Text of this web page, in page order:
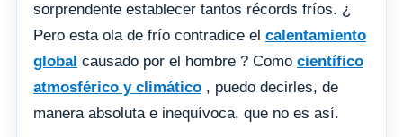
sorprendente establecer tantos récords fríos. ¿
Pero esta ola de frío contradice el calentamiento
global causado por el hombre ? Como científico
atmosférico y climático , puedo decirles, de
manera absoluta e inequívoca, que no es así.